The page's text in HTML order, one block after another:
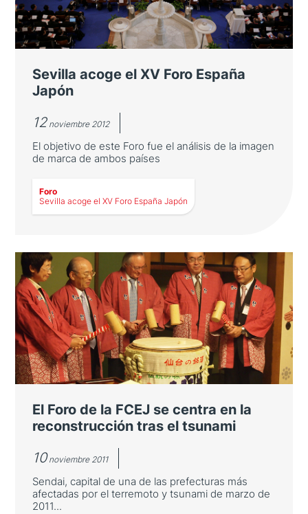
relevancia en la agenda de la edición de este
año
LEER MÁS
Sevilla acoge el XV Foro España
Japón
12noviembre 2012
El objetivo de este Foro fue el análisis de la imagen
de marca de ambos países
Foro
Sevilla acoge el XV Foro España Japón
Sevilla acoge el XV Foro España
Japón
El objetivo de este Foro fue el análisis de la
imagen de marca de ambos países
El Foro de la FCEJ se centra en la
reconstrucción tras el tsunami
10noviembre 2011
Sendai, capital de una de las prefecturas más
afectadas por el terremoto y tsunami de marzo de
2011...